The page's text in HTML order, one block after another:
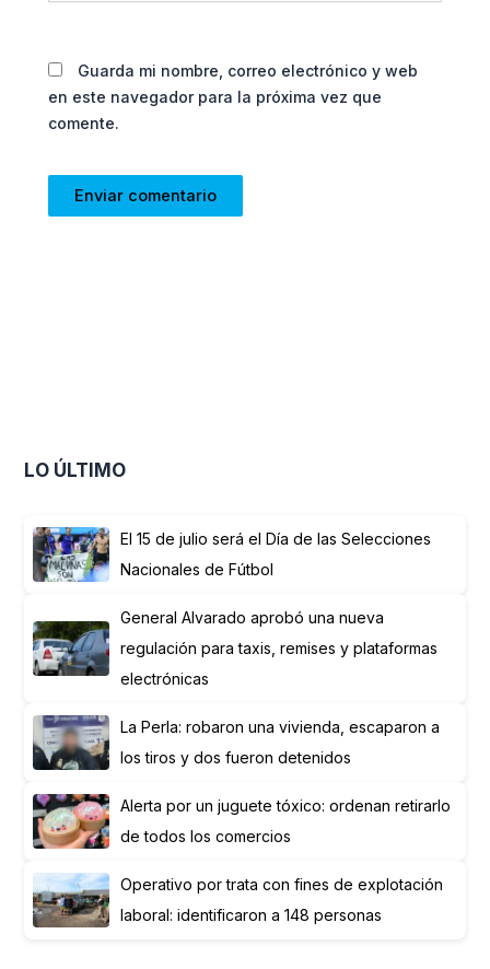
Guarda mi nombre, correo electrónico y web
en este navegador para la próxima vez que
comente.
LO ÚLTIMO
El 15 de julio será el Día de las Selecciones
Nacionales de Fútbol
General Alvarado aprobó una nueva
regulación para taxis, remises y plataformas
electrónicas
La Perla: robaron una vivienda, escaparon a
los tiros y dos fueron detenidos
Alerta por un juguete tóxico: ordenan retirarlo
de todos los comercios
Operativo por trata con fines de explotación
laboral: identificaron a 148 personas